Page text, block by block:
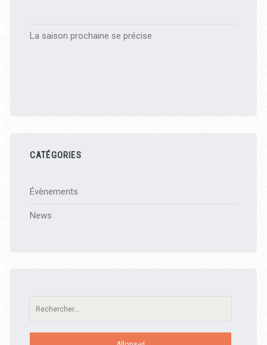
La saison prochaine se précise
CATÉGORIES
Évènements
News
Recherche: